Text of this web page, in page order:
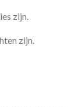
zijn.
zijn.